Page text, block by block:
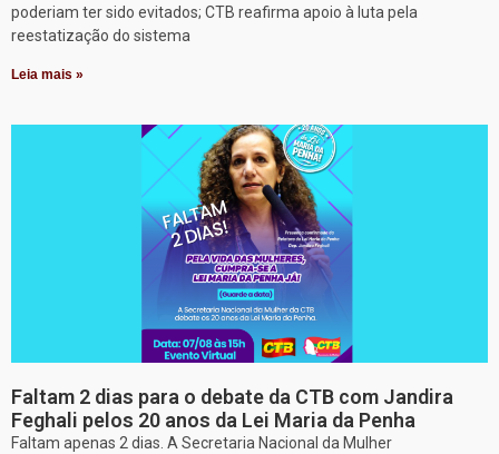
poderiam ter sido evitados; CTB reafirma apoio à luta pela
reestatização do sistema
Leia mais »
Faltam 2 dias para o debate da CTB com Jandira
Feghali pelos 20 anos da Lei Maria da Penha
Faltam apenas 2 dias. A Secretaria Nacional da Mulher